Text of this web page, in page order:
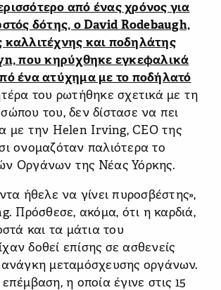
από ένας χρόνος για
δότης, ο David Rodebaugh,
καλλιτέχνης και ποδηλάτης
που κηρύχθηκε εγκεφαλικά
ένα ατύχημα με το ποδήλατό
του ρωτήθηκε σχετικά με τη
του, δεν δίστασε να πει
με την Helen Irving, CEO της
ονομαζόταν παλιότερα το
Οργάνων της Νέας Υόρκης.
ήθελε να γίνει πυροσβέστης»,
Πρόσθεσε, ακόμα, ότι η καρδιά,
και τα μάτια του
δοθεί επίσης σε ασθενείς
μεταμόσχευσης οργάνων.
η οποία έγινε στις 15